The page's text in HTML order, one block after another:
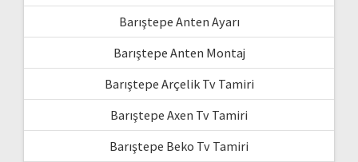
Barıştepe Anten Ayarı
Barıştepe Anten Montaj
Barıştepe Arçelik Tv Tamiri
Barıştepe Axen Tv Tamiri
Barıştepe Beko Tv Tamiri